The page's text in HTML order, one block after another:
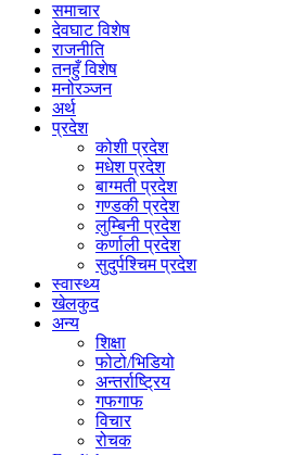
समाचार
देवघाट विशेष
राजनीति
तनहुँ विशेष
मनोरञ्जन
अर्थ
प्रदेश
कोशी प्रदेश
मधेश प्रदेश
बाग्मती प्रदेश
गण्डकी प्रदेश
लुम्बिनी प्रदेश
कर्णाली प्रदेश
सुदुर्पश्चिम प्रदेश
स्वास्थ्य
खेलकुद
अन्य
शिक्षा
फोटो/भिडियो
अन्तर्राष्ट्रिय
गफगाफ
विचार
रोचक